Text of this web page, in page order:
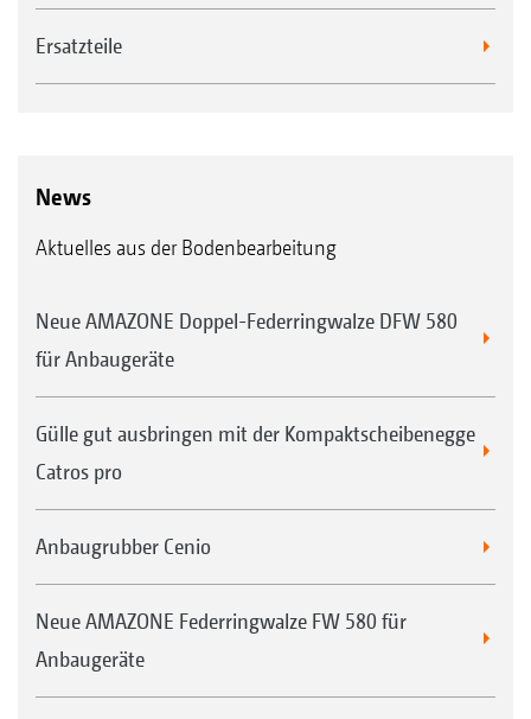
Ersatzteile
News
Aktuelles aus der Bodenbearbeitung
Neue AMAZONE Doppel-Federringwalze DFW 580
für Anbaugeräte
Gülle gut ausbringen mit der Kompaktscheibenegge
Catros pro
Anbaugrubber Cenio
Neue AMAZONE Federringwalze FW 580 für
Anbaugeräte